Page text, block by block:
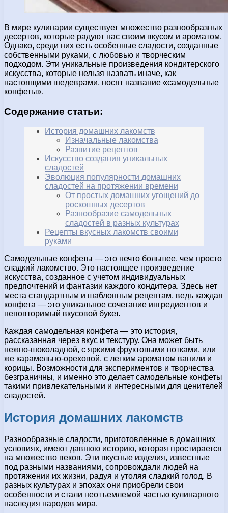
В мире кулинарии существует множество разнообразных
десертов, которые радуют нас своим вкусом и ароматом.
Однако, среди них есть особенные сладости, созданные
собственными руками, с любовью и творческим
подходом. Эти уникальные произведения кондитерского
искусства, которые нельзя назвать иначе, как
настоящими шедеврами, носят название «самодельные
конфеты».
Содержание статьи:
История домашних лакомств
Изначальные лакомства
Развитие рецептов
Искусство создания уникальных
сладостей
Эволюция популярности домашних
сладостей на протяжении времени
От простых домашних угощений до
роскошных десертов
Разнообразие самодельных
сладостей в разных культурах
Рецепты вкусных лакомств своими
руками
Самодельные конфеты — это нечто большее, чем просто
сладкий лакомство. Это настоящее произведение
искусства, созданное с учетом индивидуальных
предпочтений и фантазии каждого кондитера. Здесь нет
места стандартным и шаблонным рецептам, ведь каждая
конфета — это уникальное сочетание ингредиентов и
неповторимый вкусовой букет.
Каждая самодельная конфета — это история,
рассказанная через вкус и текстуру. Она может быть
нежно-шоколадной, с яркими фруктовыми нотками, или
же карамельно-ореховой, с легким ароматом ванили и
корицы. Возможности для экспериментов и творчества
безграничны, и именно это делает самодельные конфеты
такими привлекательными и интересными для ценителей
сладостей.
История домашних лакомств
Разнообразные сладости, приготовленные в домашних
условиях, имеют давнюю историю, которая простирается
на множество веков. Эти вкусные изделия, известные
под разными названиями, сопровождали людей на
протяжении их жизни, радуя и утоляя сладкий голод. В
разных культурах и эпохах они приобрели свои
особенности и стали неотъемлемой частью кулинарного
наследия народов мира.